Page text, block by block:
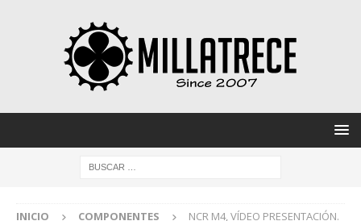
INICIO COMPONENTES NCR M4, VÍDEO PRESENTACIÓN.